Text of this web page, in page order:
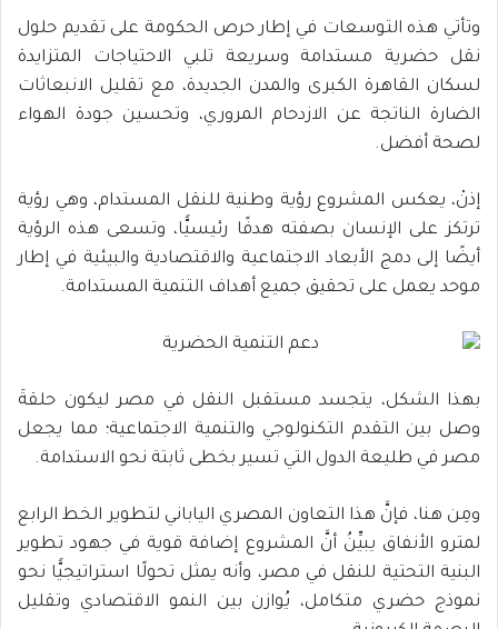
وتأتي هذه التوسعات في إطار حرص الحكومة على تقديم حلول
نقل حضرية مستدامة وسريعة تلبي الاحتياجات المتزايدة
لسكان القاهرة الكبرى والمدن الجديدة، مع تقليل الانبعاثات
الضارة الناتجة عن الازدحام المروري، وتحسين جودة الهواء
لصحة أفضل.
إذنْ، يعكس المشروع رؤية وطنية للنقل المستدام، وهي رؤية
ترتكز على الإنسان بصفته هدفًا رئيسيًّا، وتسعى هذه الرؤية
أيضًا إلى دمج الأبعاد الاجتماعية والاقتصادية والبيئية في إطار
موحد يعمل على تحقيق جميع أهداف التنمية المستدامة.
بهذا الشكل، يتجسد مستقبل النقل في مصر ليكون حلقةَ
وصل بين التقدم التكنولوجي والتنمية الاجتماعية؛ مما يجعل
مصر في طليعة الدول التي تسير بخطى ثابتة نحو الاستدامة.
ومِن هنا، فإنَّ هذا التعاون المصري الياباني لتطوير الخط الرابع
لمترو الأنفاق يبيِّنُ أنَّ المشروع إضافة قوية في جهود تطوير
البنية التحتية للنقل في مصر، وأنه يمثل تحولًا استراتيجيًّا نحو
نموذج حضري متكامل، يُوازن بين النمو الاقتصادي وتقليل